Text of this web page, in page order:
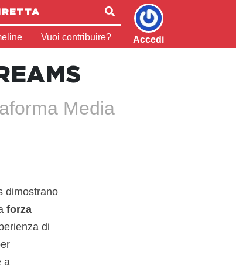
Vuoi contribuire? Accedi
Media
dimostrano
forza
di
a